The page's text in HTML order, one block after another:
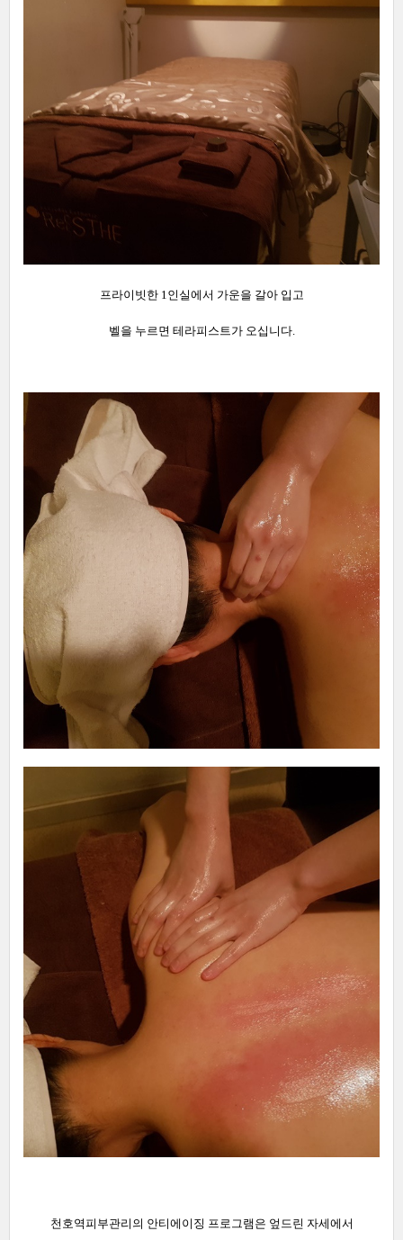
프라이빗한 1인실에서 가운을 갈아 입고
벨을 누르면 테라피스트가 오십니다.
천호역피부관리의 안티에이징 프로그램은 엎드린 자세에서